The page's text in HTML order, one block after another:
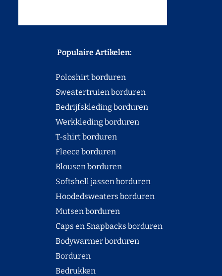
Populaire Artikelen:
Poloshirt borduren
Sweatertruien borduren
Bedrijfskleding borduren
Werkkleding borduren
T-shirt borduren
Fleece borduren
Blousen borduren
Softshell jassen borduren
Hoodedsweaters borduren
Mutsen borduren
Caps en Snapbacks borduren
Bodywarmer borduren
Borduren
Bedrukken